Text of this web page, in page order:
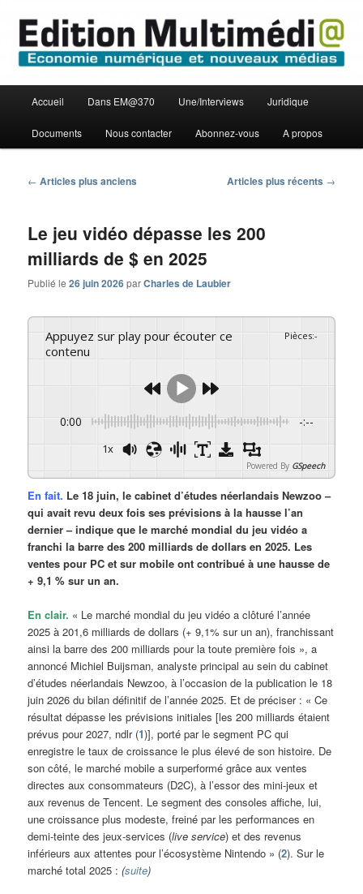
contenu
principal
contenu
secondaire
Edition Multimédi@
principal
Accueil Dans EM@370 Une/Interviews Juridique
Documents Nous contacter Abonnez-vous A propos
Navigation
← Articles plus anciens Articles plus récents →
Le jeu vidéo dépasse les 200
milliards de $ en 2025
Publié le26 juin 2026parCharles de Laubier
Appuyez sur play pour écouter ce
contenu
Pièces:-
0:00 -:--
1x
Powered By GSpeech
En fait. Le 18 juin, le cabinet d’études néerlandais Newzoo –
qui avait revu deux fois ses prévisions à la hausse l’an
dernier – indique que le marché mondial du jeu vidéo a
franchi la barre des 200 milliards de dollars en 2025. Les
ventes pour PC et sur mobile ont contribué à une hausse de
+ 9,1 % sur un an.
En clair. « Le marché mondial du jeu vidéo a clôturé l’année
2025 à 201,6 milliards de dollars (+ 9,1% sur un an), franchissant
ainsi la barre des 200 milliards pour la toute première fois », a
annoncé Michiel Buijsman, analyste principal au sein du cabinet
d’études néerlandais Newzoo, à l’occasion de la publication le 18
juin 2026 du bilan définitif de l’année 2025. Et de préciser : « Ce
résultat dépasse les prévisions initiales [les 200 milliards étaient
prévus pour 2027, ndlr (1)], porté par le segment PC qui
enregistre le taux de croissance le plus élevé de son histoire. De
son côté, le marché mobile a surperformé grâce aux ventes
directes aux consommateurs (D2C), à l’essor des mini-jeux et
aux revenus de Tencent. Le segment des consoles affiche, lui,
une croissance plus modeste, freiné par les performances en
demi-teinte des jeux-services (live service) et des revenus
inférieurs aux attentes pour l’écosystème Nintendo » (2). Sur le
marché total 2025 :(suite)